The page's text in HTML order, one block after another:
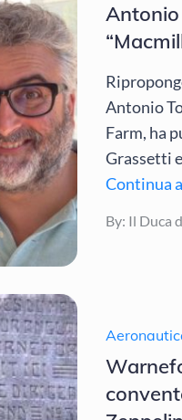
Antonio
Farm, ha
Grassetti
Continua
By: Il Duca